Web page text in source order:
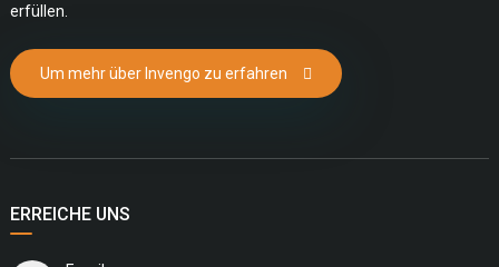
erfüllen.
Um mehr über Invengo zu erfahren
ERREICHE UNS